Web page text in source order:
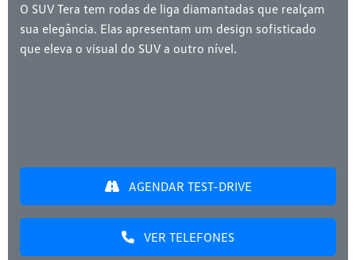
O SUV Tera tem rodas de liga diamantadas que realçam
sua elegância. Elas apresentam um design sofisticado
que eleva o visual do SUV a outro nível.
VER TELEFONES
AGENDAR TEST-DRIVE